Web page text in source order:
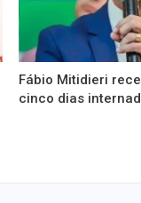
Fábio Mitidieri
cinco dias